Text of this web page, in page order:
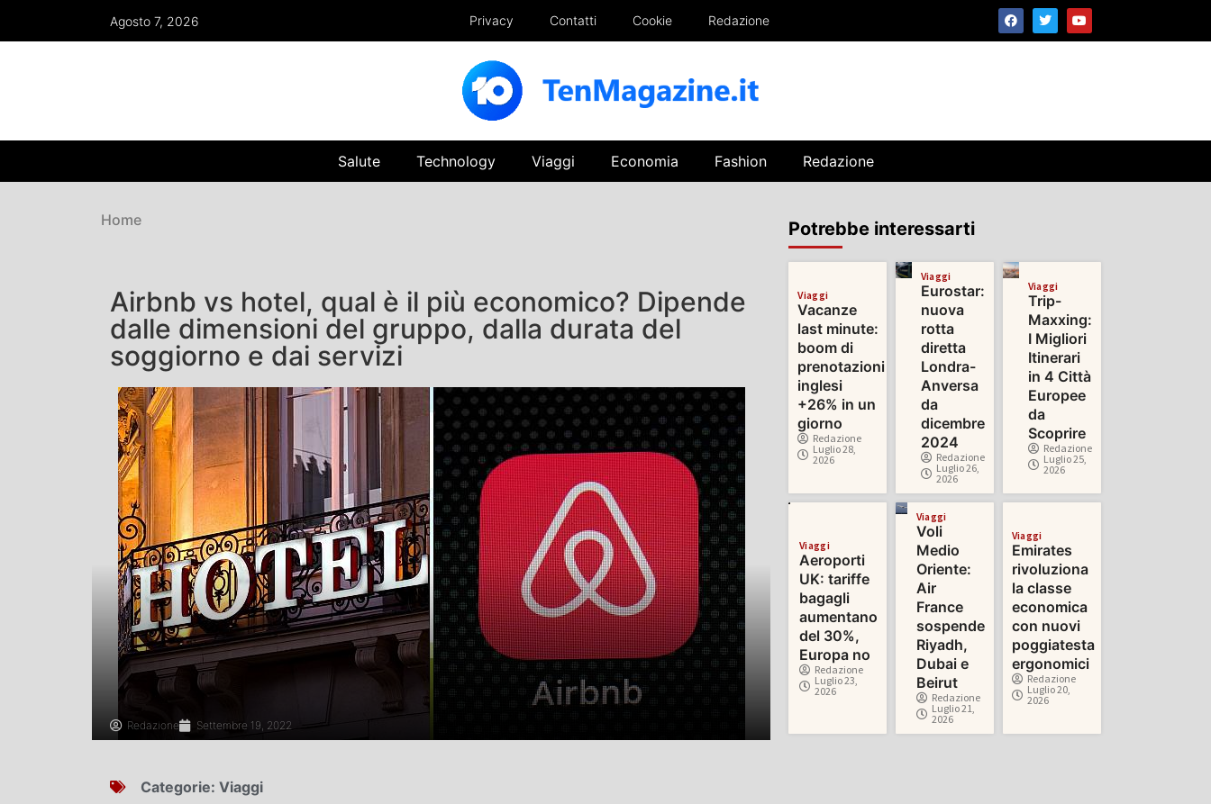
Agosto 7, 2026 Privacy Contatti Cookie Redazione
Salute Technology Viaggi Economia Fashion Redazione
Home
Airbnb vs hotel, qual è il più economico? Dipende
dalle dimensioni del gruppo, dalla durata del
soggiorno e dai servizi
Redazione Settembre 19, 2022
Categorie: Viaggi
Potrebbe interessarti
Viaggi
Vacanze
last minute:
boom di
prenotazioni
inglesi
+26% in un
giorno
Redazione
Luglio 28,
2026
Viaggi
Eurostar:
nuova
rotta
diretta
Londra-
Anversa
da
dicembre
2024
Redazione
Luglio 26,
2026
Viaggi
Trip-
Maxxing:
I Migliori
Itinerari
in 4 Città
Europee
da
Scoprire
Redazione
Luglio 25,
2026
Viaggi
Aeroporti
UK: tariffe
bagagli
aumentano
del 30%,
Europa no
Redazione
Luglio 23,
2026
Viaggi
Voli
Medio
Oriente:
Air
France
sospende
Riyadh,
Dubai e
Beirut
Redazione
Luglio 21,
2026
Viaggi
Emirates
rivoluziona
la classe
economica
con nuovi
poggiatesta
ergonomici
Redazione
Luglio 20,
2026